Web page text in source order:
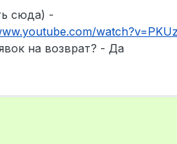
сюда) -
на возврат? - Да